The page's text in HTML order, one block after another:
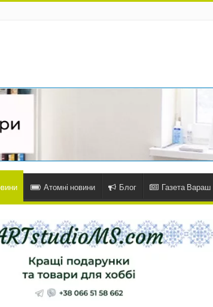
Атомні новини Блог Газета Вараш